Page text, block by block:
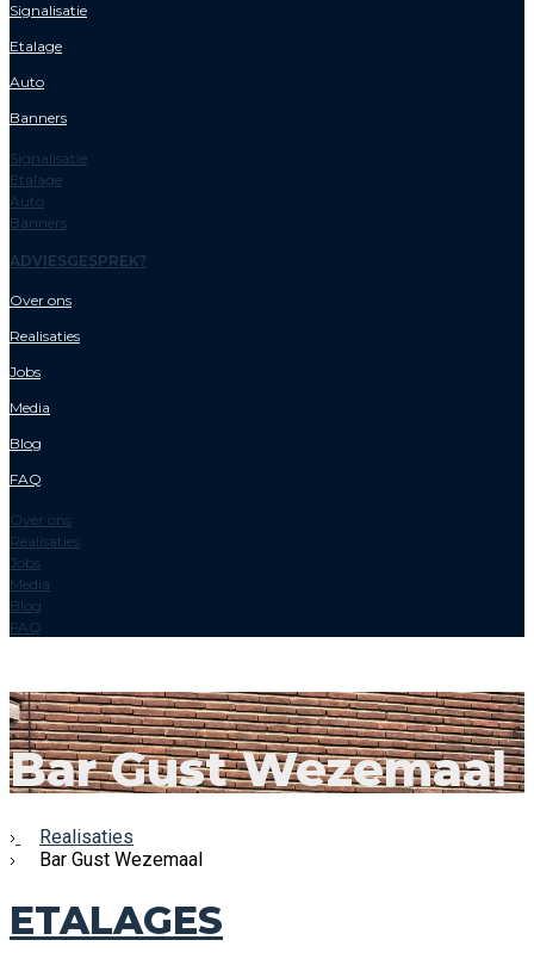
Signalisatie
Etalage
Auto
Banners
Signalisatie
Etalage
Auto
Banners
ADVIESGESPREK?
Over ons
Realisaties
Jobs
Media
Blog
FAQ
Over ons
Realisaties
Jobs
Media
Blog
FAQ
Bar Gust Wezemaal
Realisaties
Bar Gust Wezemaal
ETALAGES